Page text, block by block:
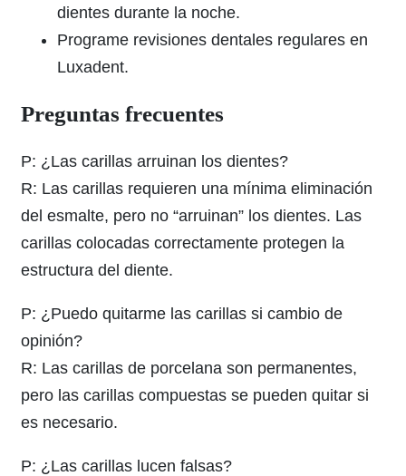
dientes durante la noche.
Programe revisiones dentales regulares en
Luxadent.
Preguntas frecuentes
P: ¿Las carillas arruinan los dientes?
R: Las carillas requieren una mínima eliminación
del esmalte, pero no “arruinan” los dientes. Las
carillas colocadas correctamente protegen la
estructura del diente.
P: ¿Puedo quitarme las carillas si cambio de
opinión?
R: Las carillas de porcelana son permanentes,
pero las carillas compuestas se pueden quitar si
es necesario.
P: ¿Las carillas lucen falsas?